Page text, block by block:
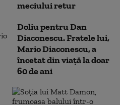
meciului retur
Doliu pentru Dan
Diaconescu. Fratele lui,
Mario Diaconescu, a
încetat din viață la doar
60 de ani